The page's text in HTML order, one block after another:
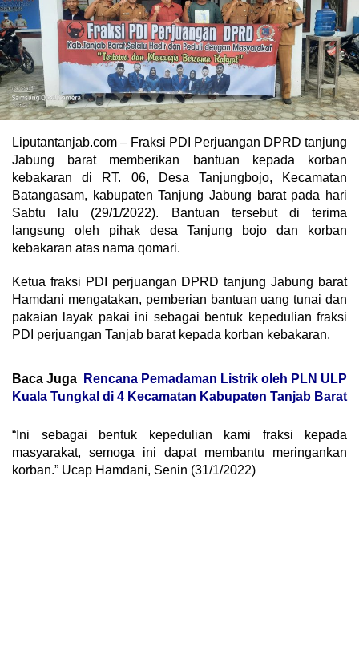
Liputantanjab.com – Fraksi PDI Perjuangan DPRD tanjung
Jabung barat memberikan bantuan kepada korban
kebakaran di RT. 06, Desa Tanjungbojo, Kecamatan
Batangasam, kabupaten Tanjung Jabung barat pada hari
Sabtu lalu (29/1/2022). Bantuan tersebut di terima
langsung oleh pihak desa Tanjung bojo dan korban
kebakaran atas nama qomari.
Ketua fraksi PDI perjuangan DPRD tanjung Jabung barat
Hamdani mengatakan, pemberian bantuan uang tunai dan
pakaian layak pakai ini sebagai bentuk kepedulian fraksi
PDI perjuangan Tanjab barat kepada korban kebakaran.
Baca Juga
Rencana Pemadaman Listrik oleh PLN ULP
Kuala Tungkal di 4 Kecamatan Kabupaten Tanjab Barat
“Ini sebagai bentuk kepedulian kami fraksi kepada
masyarakat, semoga ini dapat membantu meringankan
korban.” Ucap Hamdani, Senin (31/1/2022)